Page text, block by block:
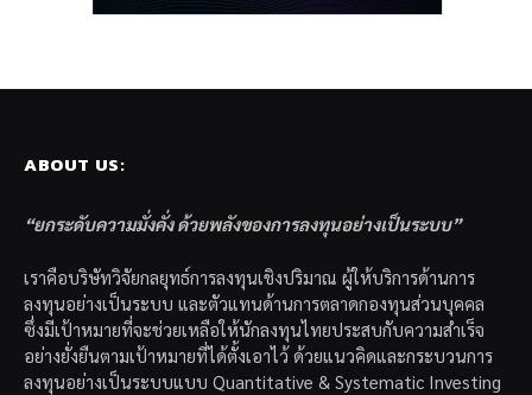
ABOUT US:
“ยกระดับความมั่งคั่ง ด้วยพลังของการลงทุนอย่างเป็นระบบ”
เราคือบริษัทวิจัยกลยุทธ์การลงทุนเชิงปริมาณ ผู้ให้บริการด้านการ
ลงทุนอย่างเป็นระบบ และตัวแทนด้านการตลาดกองทุนส่วนบุคคล
ซึ่งมีเป้าหมายที่จะช่วยเหลือให้นักลงทุนไทยประสบกับความสำเร็จ
อย่างยั่งยืนตามเป้าหมายที่ได้ตั้งเอาไว้ ด้วยแนวคิดและกระบวนการ
ลงทุนอย่างเป็นระบบแบบ Quantitative & Systematic Investing